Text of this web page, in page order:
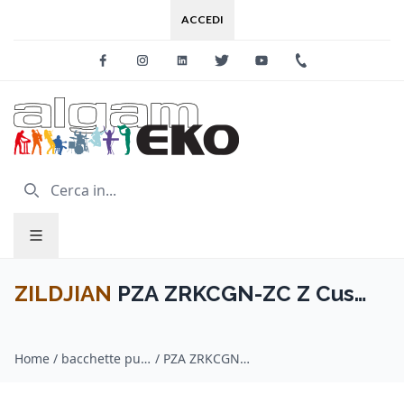
ACCEDI
FacebookInstagramLinkedinTwitter Youtube
ZILDJIAN PZA ZRKCGN-ZC Z Cus
Home / bacchette punta in nylon / ZILDJIAN / PZA ZRKCGN-ZC Z Cus CollROCK Gold Chr.NY